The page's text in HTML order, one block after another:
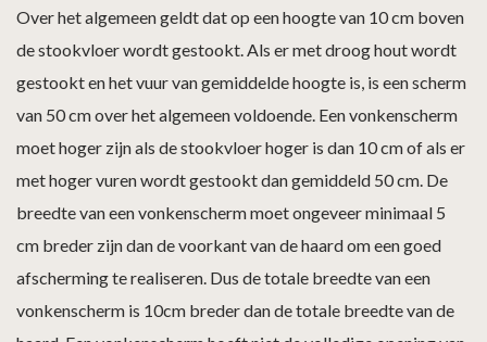
Over het algemeen geldt dat op een hoogte van 10 cm boven
de stookvloer wordt gestookt. Als er met droog hout wordt
gestookt en het vuur van gemiddelde hoogte is, is een scherm
van 50 cm over het algemeen voldoende. Een vonkenscherm
moet hoger zijn als de stookvloer hoger is dan 10 cm of als er
met hoger vuren wordt gestookt dan gemiddeld 50 cm. De
breedte van een vonkenscherm moet ongeveer minimaal 5
cm breder zijn dan de voorkant van de haard om een goed
afscherming te realiseren. Dus de totale breedte van een
vonkenscherm is 10cm breder dan de totale breedte van de